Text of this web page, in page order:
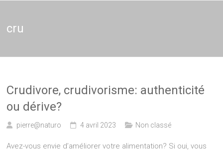
–
Naturopathe
Thérapie de
cru
Crudivore, crudivorisme: authenticité
ou dérive?
pierre@naturo 4 avril 2023 Non classé
Avez-vous envie d’améliorer votre alimentation? Si oui, vous